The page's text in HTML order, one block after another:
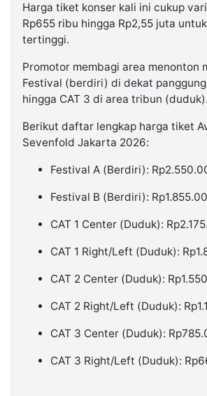
Harga tiket konser kali ini cukup
Rp655 ribu hingga Rp2,55 juta
tertinggi.
Promotor membagi area menonton
Festival (berdiri) di dekat panggung
hingga CAT 3 di area tribun (duduk).
Berikut daftar lengkap harga tiket
Sevenfold Jakarta 2026:
Festival A (Berdiri):
Festival B (Berdiri):
CAT 1 Center (Duduk):
CAT 1 Right/Left (Duduk):
CAT 2 Center (Duduk):
CAT 2 Right/Left (Duduk):
CAT 3 Center (Duduk):
CAT 3 Right/Left (Duduk):